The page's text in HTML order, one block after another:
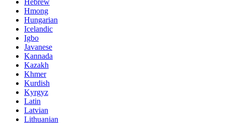
Hebrew
Hmong
Hungarian
Icelandic
Igbo
Javanese
Kannada
Kazakh
Khmer
Kurdish
Kyrgyz
Latin
Latvian
Lithuanian